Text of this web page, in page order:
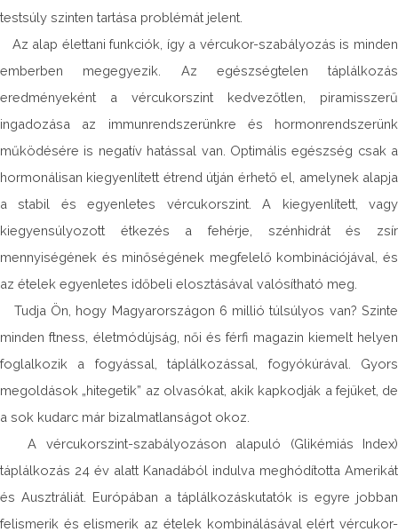
testsúly szinten tartása problémát jelent.
Az alap élettani funkciók, így a vércukor-szabályozás is minden
emberben megegyezik. Az egészségtelen táplálkozás
eredményeként a vércukorszint kedvezőtlen, piramisszerű
ingadozása az immunrendszerünkre és hormonrendszerünk
működésére is negatív hatással van. Optimális egészség csak a
hormonálisan kiegyenlített étrend útján érhető el, amelynek alapja
a stabil és egyenletes vércukorszint. A kiegyenlített, vagy
kiegyensúlyozott étkezés a fehérje, szénhidrát és zsír
mennyiségének és minőségének megfelelő kombinációjával, és
az ételek egyenletes időbeli elosztásával valósítható meg.
Tudja Ön, hogy Magyarországon 6 millió túlsúlyos van? Szinte
minden ftness, életmódújság, női és férfi magazin kiemelt helyen
foglalkozik a fogyással, táplálkozással, fogyókúrával. Gyors
megoldások „hitegetik” az olvasókat, akik kapkodják a fejüket, de
a sok kudarc már bizalmatlanságot okoz.
A vércukorszint-szabályozáson alapuló (Glikémiás Index)
táplálkozás 24 év alatt Kanadából indulva meghódította Amerikát
és Ausztráliát. Európában a táplálkozáskutatók is egyre jobban
felismerik és elismerik az ételek kombinálásával elért vércukor-